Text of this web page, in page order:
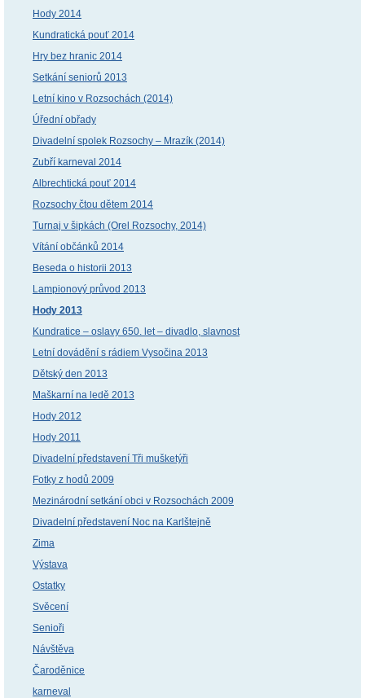
Hody 2014
Kundratická pouť 2014
Hry bez hranic 2014
Setkání seniorů 2013
Letní kino v Rozsochách (2014)
Úřední obřady
Divadelní spolek Rozsochy – Mrazík (2014)
Zubří karneval 2014
Albrechtická pouť 2014
Rozsochy čtou dětem 2014
Turnaj v šipkách (Orel Rozsochy, 2014)
Vítání občánků 2014
Beseda o historii 2013
Lampionový průvod 2013
Hody 2013
Kundratice – oslavy 650. let – divadlo, slavnost
Letní dovádění s rádiem Vysočina 2013
Dětský den 2013
Maškarní na ledě 2013
Hody 2012
Hody 2011
Divadelní představení Tři mušketýři
Fotky z hodů 2009
Mezinárodní setkání obci v Rozsochách 2009
Divadelní představení Noc na Karlštejně
Zima
Výstava
Ostatky
Svěcení
Senioři
Návštěva
Čaroděnice
karneval